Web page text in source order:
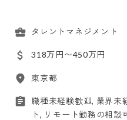
タレントマネジメント
318万円〜450万円
東京都
職種未経験歓迎, 業界未
ト, リモート勤務の相